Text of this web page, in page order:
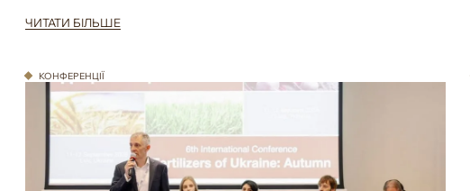
ЧИТАТИ БІЛЬШЕ
КОНФЕРЕНЦІЇ